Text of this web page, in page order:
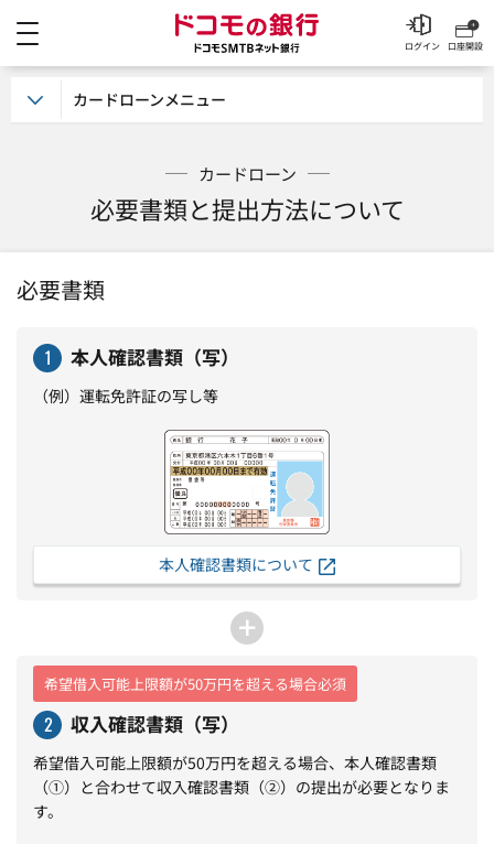
ドコモの銀行 ドコモ
口座開設
ログイン
カードローン
必要書類と提出方法について
必要書類
1 本人確認書類（写）
（例）運転免許証の写し等
本人確認書類について
希望借入可能上限額が50万円を超える場合必須
2 収入確認書類（写）
希望借入可能上限額が50万円を超える場合、本人確認書類
（①）と合わせて収入確認書類（②）の提出が必要となりま
す。
カードローンメニュー